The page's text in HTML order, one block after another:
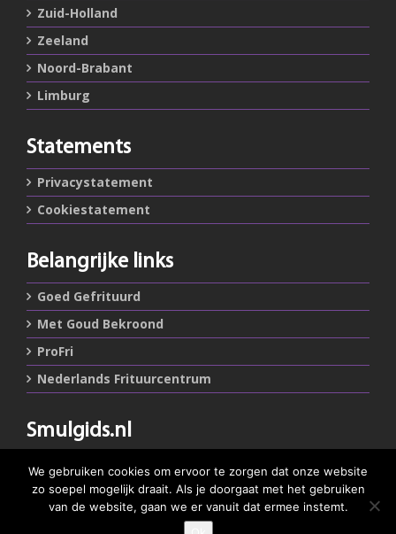
Zuid-Holland
Zeeland
Noord-Brabant
Limburg
Statements
Privacystatement
Cookiestatement
Belangrijke links
Goed Gefrituurd
Met Goud Bekroond
ProFri
Nederlands Frituurcentrum
Smulgids.nl
Blaarthemseweg 72
5502 JW Veldhoven
We gebruiken cookies om ervoor te zorgen dat onze website
zo soepel mogelijk draait. Als je doorgaat met het gebruiken
van de website, gaan we er vanuit dat ermee instemt.